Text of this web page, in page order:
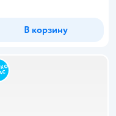
В корзину